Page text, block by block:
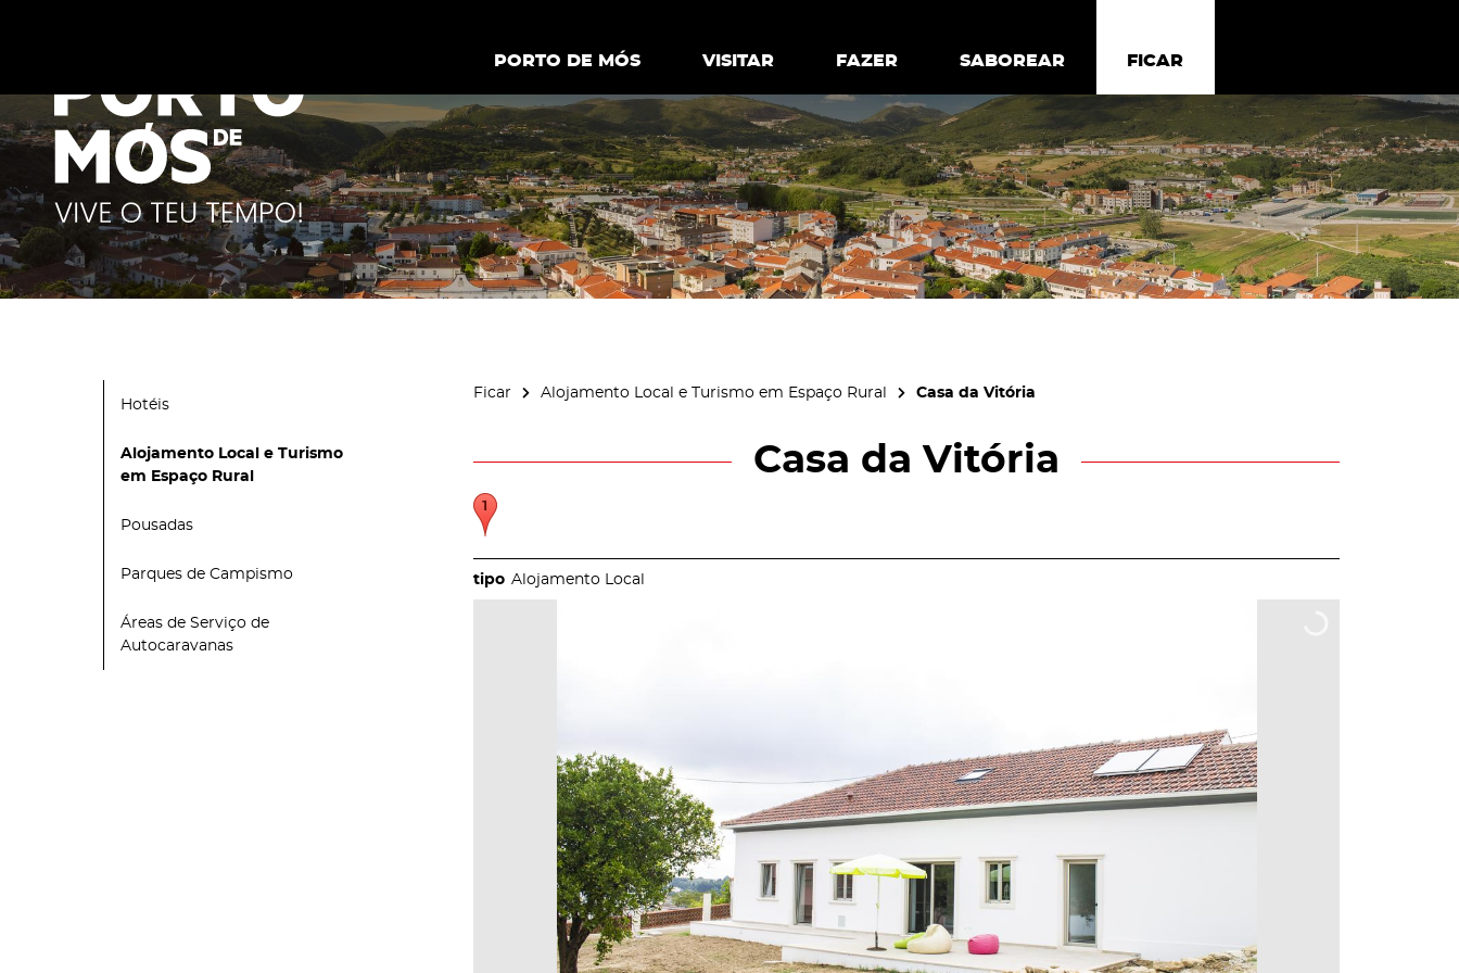
PORTO DE MÓS
VISITAR FAZER SABOREAR FICAR
PORTO DE MÓS VISITAR FAZER SABOREAR FICAR
Hotéis
Alojamento Local e Turismo
em Espaço Rural
Pousadas
Parques de Campismo
Áreas de Serviço de
Autocaravanas
Ficar Alojamento Local e Turismo em Espaço Rural Casa da Vitória
Casa da Vitória
Alojamento Local